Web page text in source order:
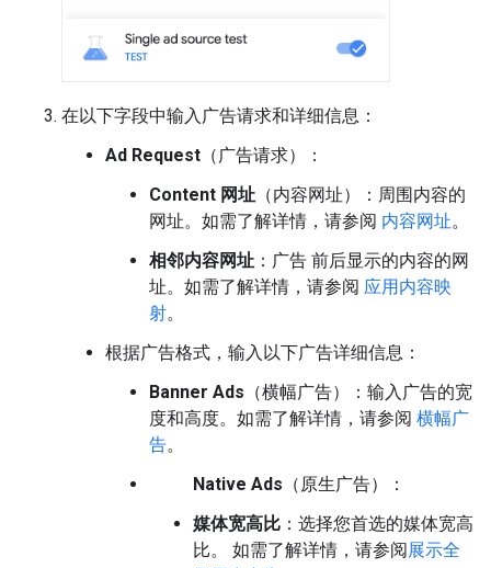
在以下字段中输入广告请求和详细信息：
Ad Request （广告请求）：
Content 网址 （内容网址）：周围内容的
网址。如需了解详情，请参阅 内容网址。
相邻内容网址 ：广告 前后显示的内容的网
址。如需了解详情，请参阅 应用内容映
射。
根据广告格式，输入以下广告详细信息：
Banner Ads （横幅广告）：输入广告的宽
度和高度。如需了解详情，请参阅 横幅广
告。
Native Ads （原生广告）：
媒体宽高比 ：选择您首选的媒体宽高
比。 如需了解详情，请参阅展示全